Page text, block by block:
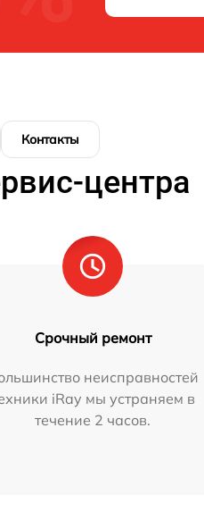
Контакты
центра
Срочный ремонт
неисправностей
iRay мы устраняем в
течение 2 часов.